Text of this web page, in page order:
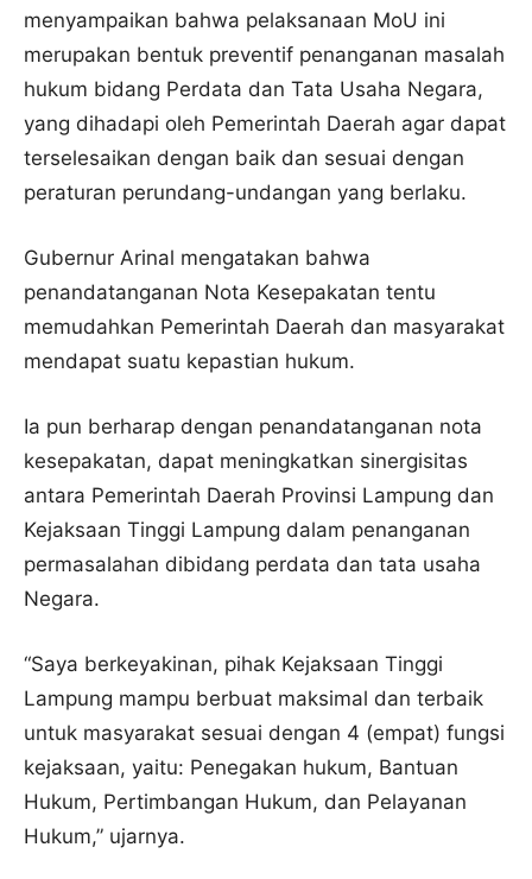
menyampaikan bahwa pelaksanaan MoU ini
merupakan bentuk preventif penanganan masalah
hukum bidang Perdata dan Tata Usaha Negara,
yang dihadapi oleh Pemerintah Daerah agar dapat
terselesaikan dengan baik dan sesuai dengan
peraturan perundang-undangan yang berlaku.
Gubernur Arinal mengatakan bahwa
penandatanganan Nota Kesepakatan tentu
memudahkan Pemerintah Daerah dan masyarakat
mendapat suatu kepastian hukum.
Ia pun berharap dengan penandatanganan nota
kesepakatan, dapat meningkatkan sinergisitas
antara Pemerintah Daerah Provinsi Lampung dan
Kejaksaan Tinggi Lampung dalam penanganan
permasalahan dibidang perdata dan tata usaha
Negara.
“Saya berkeyakinan, pihak Kejaksaan Tinggi
Lampung mampu berbuat maksimal dan terbaik
untuk masyarakat sesuai dengan 4 (empat) fungsi
kejaksaan, yaitu: Penegakan hukum, Bantuan
Hukum, Pertimbangan Hukum, dan Pelayanan
Hukum,” ujarnya.